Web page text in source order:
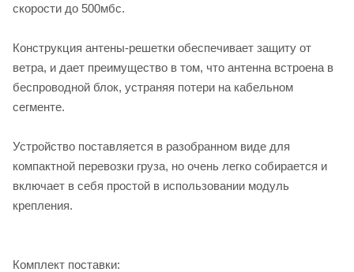
скорости до 500мбс.
Конструкция антены-решетки обеспечивает защиту от
ветра, и дает преимущество в том, что антенна встроена в
беспроводной блок, устраняя потери на кабельном
сегменте.
Устройство поставляется в разобранном виде для
компактной перевозки груза, но очень легко собирается и
включает в себя простой в использовании модуль
крепления.
Комплект поставки: